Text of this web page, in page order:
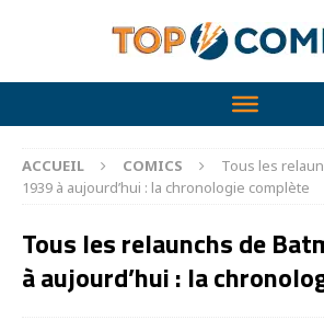
ACCUEIL COMICS
Tous les
1939 à aujourd’hui : la chronologie complète
Tous les relaunchs de
à aujourd’hui : la